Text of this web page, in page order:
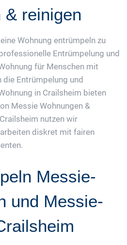
& reinigen
Wohnung entrümpeln zu
Entrümpelung und
für Menschen mit
Entrümpelung und
in Crailsheim bieten
Messie Wohnungen &
nutzen wir
diskret mit fairen
Messie-
und Messie-